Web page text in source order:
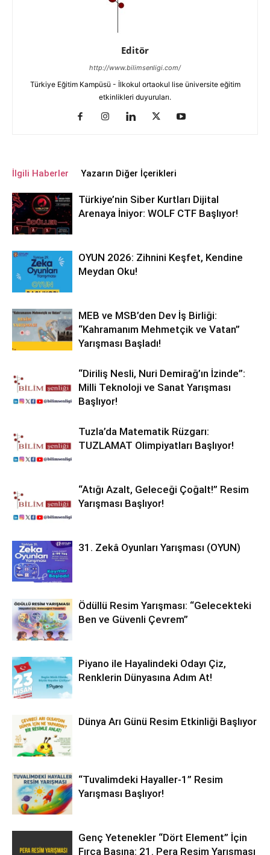
Editör
http://www.bilimsenligi.com/
Türkiye Eğitim Kampüsü - İlkokul ortaokul lise üniversite eğitim
etkinlikleri duyuruları.
İlgili Haberler Yazarın Diğer İçerikleri
Türkiye’nin Siber Kurtları Dijital
Arenaya İniyor: WOLF CTF Başlıyor!
OYUN 2026: Zihnini Keşfet, Kendine
Meydan Oku!
MEB ve MSB’den Dev İş Birliği:
“Kahramanım Mehmetçik ve Vatan”
Yarışması Başladı!
“Diriliş Nesli, Nuri Demirağ’ın İzinde”:
Milli Teknoloji ve Sanat Yarışması
Başlıyor!
Tuzla’da Matematik Rüzgarı:
TUZLAMAT Olimpiyatları Başlıyor!
“Atığı Azalt, Geleceği Çoğalt!” Resim
Yarışması Başlıyor!
31. Zekâ Oyunları Yarışması (OYUN)
Ödüllü Resim Yarışması: “Gelecekteki
Ben ve Güvenli Çevrem”
Piyano ile Hayalindeki Odayı Çiz,
Renklerin Dünyasına Adım At!
Dünya Arı Günü Resim Etkinliği Başlıyor
“Tuvalimdeki Hayaller-1” Resim
Yarışması Başlıyor!
Genç Yetenekler “Dört Element” İçin
Fırça Başına: 21. Pera Resim Yarışması